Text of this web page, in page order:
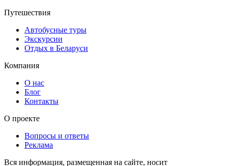
Путешествия
Автобусные туры
Экскурсии
Отдых в Беларуси
Компания
О нас
Блог
Контакты
О проекте
Вопросы и ответы
Реклама
Вся информация, размещенная на сайте, носит